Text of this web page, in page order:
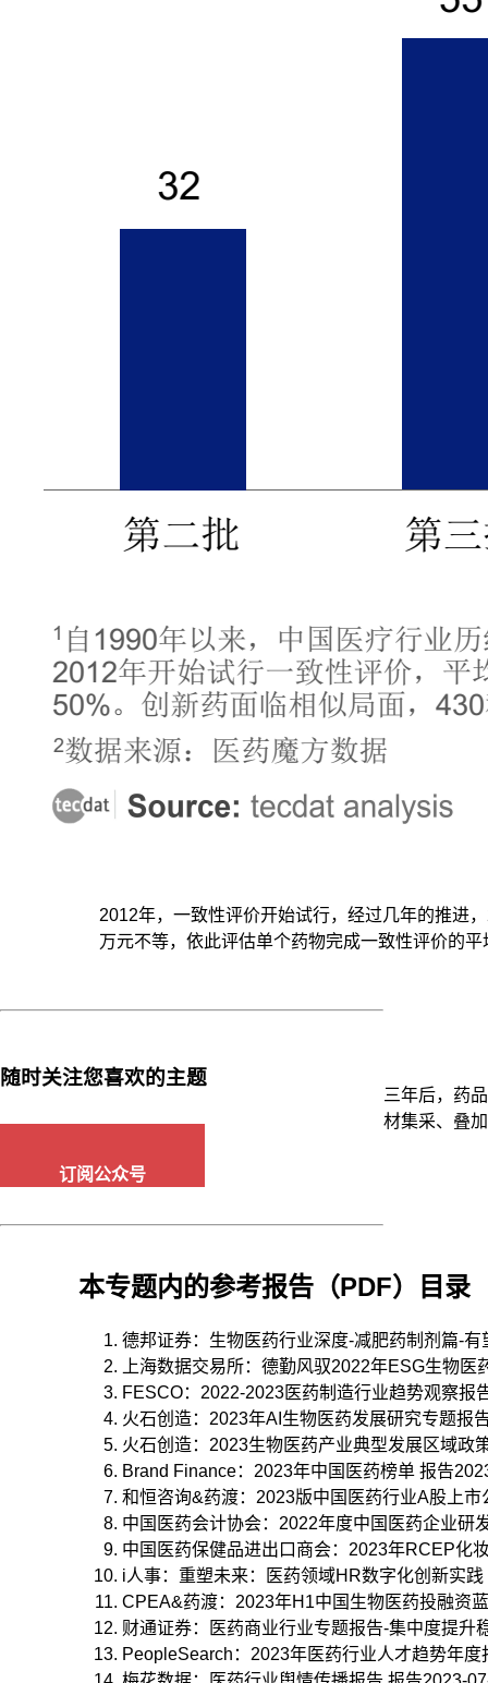
2012年，一致性评价开始试行，经过几年的推进
万元不等，依此评估单个药物完成一致性评价的
随时关注您喜欢的主题
订阅公众号
三年后，药
材集采、叠
本专题内的参考报告（PDF）目录
德邦证券：生物医药行业深度-减肥药制剂篇-
上海数据交易所：德勤风驭2022年ESG生物
FESCO：2022-2023医药制造行业趋势观察报
火石创造：2023年AI生物医药发展研究专题报
火石创造：2023生物医药产业典型发展区域政
Brand Finance：2023年中国医药榜单 报告
和恒咨询&药渡：2023版中国医药行业A股上
中国医药会计协会：2022年度中国医药企业研
中国医药保健品进出口商会：2023年RCEP化
i人事：重塑未来：医药领域HR数字化创新实
CPEA&药渡：2023年H1中国生物医药投融资
财通证券：医药商业行业专题报告-集中度提升
PeopleSearch：2023年医药行业人才趋势年度